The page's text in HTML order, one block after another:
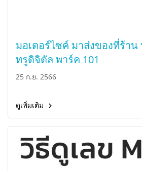
มอเตอร์ไซค์ มาส่งของที่ร้าน
ทรูดิจิตัล พาร์ค 101
25 ก.ย. 2566
ดูเพิ่มเติม